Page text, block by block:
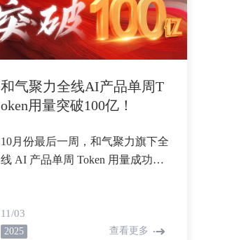
奇幻之旅。
和气聚力全线AI产品单周T
oken用量突破100亿！
10月份最后一周，和气聚力旗下全
线 AI 产品单周 Token 用量成功突
硬核数据，代表着来自全国学校用
户的认可，也代表着和气聚力产品
11/03
2025 查看更多